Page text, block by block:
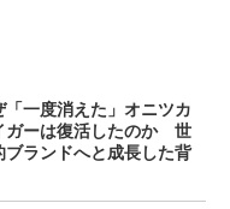
「一度消えた」オニツカ
ガーは復活したのか 世
ブランドへと成長した背